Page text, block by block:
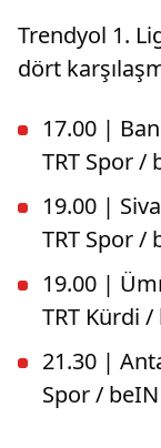
Trendyol 1.
dört
17.00 |
TRT Spor /
19.00 |
TRT Spor /
19.00 |
TRT Kürdi
21.30 |
Spor /